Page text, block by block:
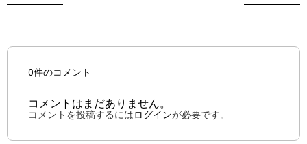
0件のコメント
コメントはまだありません。
コメントを投稿するにはログインが必要です。